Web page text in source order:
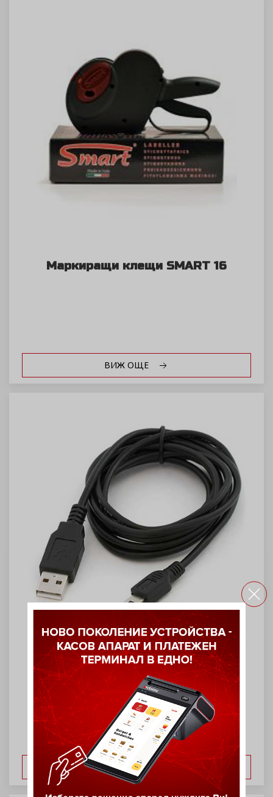
Маркиращи клещи SMART 16
ВИЖ ОЩЕ
Интерфейсен кабел (USB)
ВИЖ ОЩЕ